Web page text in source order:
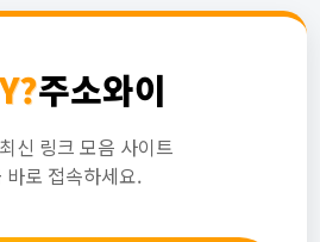
주소와이
신 링크 모음 사이트
바로 접속하세요.